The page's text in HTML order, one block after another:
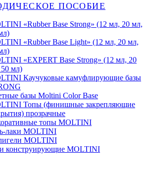
ПОСОБИЕ
«Rubber Base Strong» (12 мл, 20 мл,
«Rubber Base Light» (12 мл, 20 мл,
«EXPERT Base Strong» (12 мл, 20
мл)
Каучуковые камуфлирующие базы
базы Moltini Color Base
Топы (финишные закрепляющие
прозрачные
топы MOLTINI
лаки MOLTINI
MOLTINI
конструирующие MOLTINI